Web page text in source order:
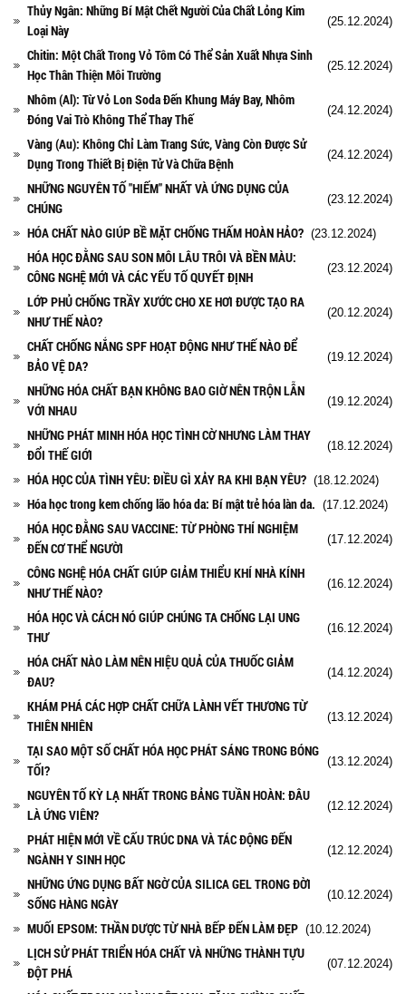
Thủy Ngân: Những Bí Mật Chết Người Của Chất Lỏng Kim
Loại Này
(25.12.2024)
Chitin: Một Chất Trong Vỏ Tôm Có Thể Sản Xuất Nhựa Sinh
Học Thân Thiện Môi Trường
(25.12.2024)
Nhôm (Al): Từ Vỏ Lon Soda Đến Khung Máy Bay, Nhôm
Đóng Vai Trò Không Thể Thay Thế
(24.12.2024)
Vàng (Au): Không Chỉ Làm Trang Sức, Vàng Còn Được Sử
Dụng Trong Thiết Bị Điện Tử Và Chữa Bệnh
(24.12.2024)
NHỮNG NGUYÊN TỐ "HIẾM" NHẤT VÀ ỨNG DỤNG CỦA
CHÚNG
(23.12.2024)
HÓA CHẤT NÀO GIÚP BỀ MẶT CHỐNG THẤM HOÀN HẢO? (23.12.2024)
HÓA HỌC ĐẰNG SAU SON MÔI LÂU TRÔI VÀ BỀN MÀU:
CÔNG NGHỆ MỚI VÀ CÁC YẾU TỐ QUYẾT ĐỊNH
(23.12.2024)
LỚP PHỦ CHỐNG TRẦY XƯỚC CHO XE HƠI ĐƯỢC TẠO RA
NHƯ THẾ NÀO?
(20.12.2024)
CHẤT CHỐNG NẮNG SPF HOẠT ĐỘNG NHƯ THẾ NÀO ĐỂ
BẢO VỆ DA?
(19.12.2024)
NHỮNG HÓA CHẤT BẠN KHÔNG BAO GIỜ NÊN TRỘN LẪN
VỚI NHAU
(19.12.2024)
NHỮNG PHÁT MINH HÓA HỌC TÌNH CỜ NHƯNG LÀM THAY
ĐỔI THẾ GIỚI
(18.12.2024)
HÓA HỌC CỦA TÌNH YÊU: ĐIỀU GÌ XẢY RA KHI BẠN YÊU? (18.12.2024)
Hóa học trong kem chống lão hóa da: Bí mật trẻ hóa làn da. (17.12.2024)
HÓA HỌC ĐẰNG SAU VACCINE: TỪ PHÒNG THÍ NGHIỆM
ĐẾN CƠ THỂ NGƯỜI
(17.12.2024)
CÔNG NGHỆ HÓA CHẤT GIÚP GIẢM THIỂU KHÍ NHÀ KÍNH
NHƯ THẾ NÀO?
(16.12.2024)
HÓA HỌC VÀ CÁCH NÓ GIÚP CHÚNG TA CHỐNG LẠI UNG
THƯ
(16.12.2024)
HÓA CHẤT NÀO LÀM NÊN HIỆU QUẢ CỦA THUỐC GIẢM
ĐAU?
(14.12.2024)
KHÁM PHÁ CÁC HỢP CHẤT CHỮA LÀNH VẾT THƯƠNG TỪ
THIÊN NHIÊN
(13.12.2024)
TẠI SAO MỘT SỐ CHẤT HÓA HỌC PHÁT SÁNG TRONG BÓNG
TỐI?
(13.12.2024)
NGUYÊN TỐ KỲ LẠ NHẤT TRONG BẢNG TUẦN HOÀN: ĐÂU
LÀ ỨNG VIÊN?
(12.12.2024)
PHÁT HIỆN MỚI VỀ CẤU TRÚC DNA VÀ TÁC ĐỘNG ĐẾN
NGÀNH Y SINH HỌC
(12.12.2024)
NHỮNG ỨNG DỤNG BẤT NGỜ CỦA SILICA GEL TRONG ĐỜI
SỐNG HÀNG NGÀY
(10.12.2024)
MUỐI EPSOM: THẦN DƯỢC TỪ NHÀ BẾP ĐẾN LÀM ĐẸP (10.12.2024)
LỊCH SỬ PHÁT TRIỂN HÓA CHẤT VÀ NHỮNG THÀNH TỰU
ĐỘT PHÁ
(07.12.2024)